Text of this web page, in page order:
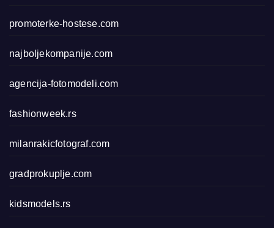
promoterke-hostese.com
najboljekompanije.com
agencija-fotomodeli.com
fashionweek.rs
milanrakicfotograf.com
gradprokuplje.com
kidsmodels.rs